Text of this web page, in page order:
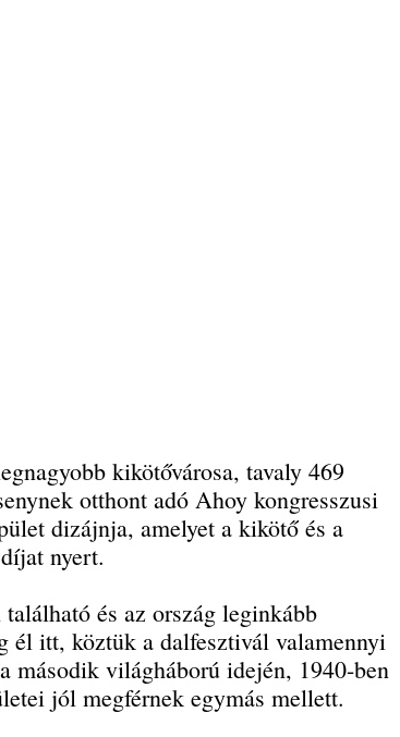
kikötővárosa, tavaly 469
otthont adó Ahoy kongresszusi
dizájnja, amelyet a kikötő és a
nyert.
és az ország leginkább
itt, köztük a dalfesztivál valamennyi
második világháború idején, 1940-ben
jól megférnek egymás mellett.